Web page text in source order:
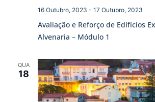
Avaliação e Reforço de Edifícios
Alvenaria – Módulo 1
16 Outubro, 2023 - 17 Outubro, 2023
QUA
18